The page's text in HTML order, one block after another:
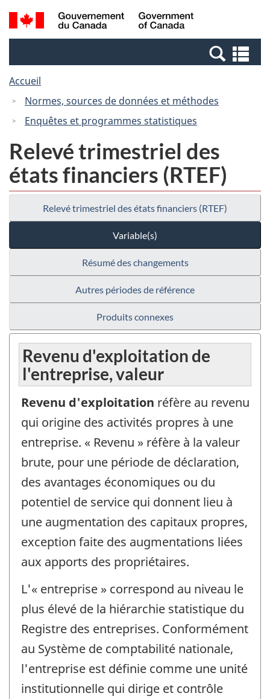
Passer
au
Passer
à
Canada
Recherche
et
et
Accueil
Normes, sources de données et méthodes
Enquêtes et programmes statistiques
Relevé trimestriel des
états financiers (RTEF)
Relevé trimestriel des états financiers (RTEF)
Variable(s)
Résumé des changements
Autres périodes de référence
Produits connexes
Revenu d'exploitation de
l'entreprise, valeur
Revenu d'exploitation réfère au revenu
qui origine des activités propres à une
entreprise. « Revenu » réfère à la valeur
brute, pour une période de déclaration,
des avantages économiques ou du
potentiel de service qui donnent lieu à
une augmentation des capitaux propres,
exception faite des augmentations liées
aux apports des propriétaires.
L'« entreprise » correspond au niveau le
plus élevé de la hiérarchie statistique du
Registre des entreprises. Conformément
au Système de comptabilité nationale,
l'entreprise est définie comme une unité
institutionnelle qui dirige et contrôle